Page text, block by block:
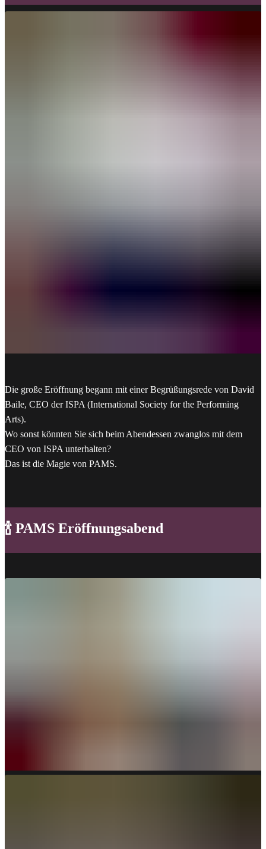
Die große Eröffnung begann mit einer Begrüßungsrede von David
Baile, CEO der ISPA (International Society for the Performing
Arts).
Wo sonst könnten Sie sich beim Abendessen zwanglos mit dem
CEO von ISPA unterhalten?
Das ist die Magie von PAMS.
🍾 PAMS Eröffnungsabend